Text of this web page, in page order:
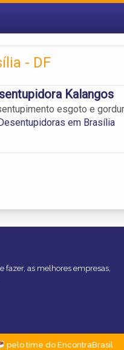
- DF
Kalangos
esgoto e
em Brasília
fazer, as melhores empresas,
pelo time do EncontraBrasil